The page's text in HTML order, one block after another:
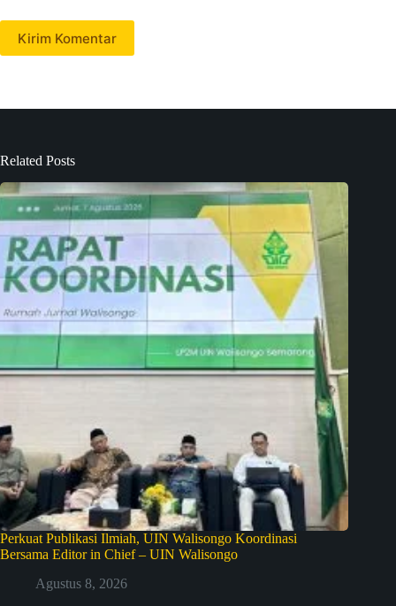
Kirim Komentar
Related Posts
Perkuat Publikasi Ilmiah, UIN Walisongo Koordinasi
Bersama Editor in Chief – UIN Walisongo
Agustus 8, 2026